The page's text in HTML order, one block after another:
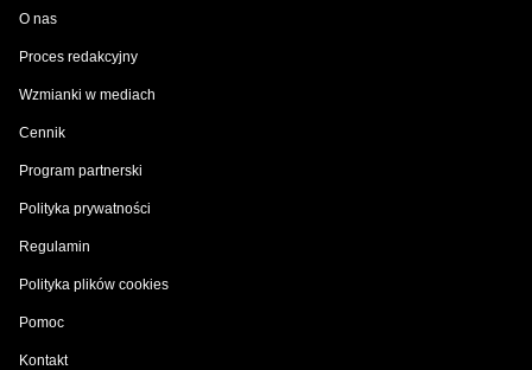
O nas
Proces redakcyjny
Wzmianki w mediach
Cennik
Program partnerski
Polityka prywatności
Regulamin
Polityka plików cookies
Pomoc
Kontakt